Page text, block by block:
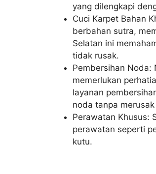
yang dilengkapi
Cuci Karpet Bahan
berbahan sutra,
Selatan ini
tidak rusak.
Pembersihan Noda:
memerlukan
layanan
noda tanpa
Perawatan Khusus:
perawatan seperti
kutu.